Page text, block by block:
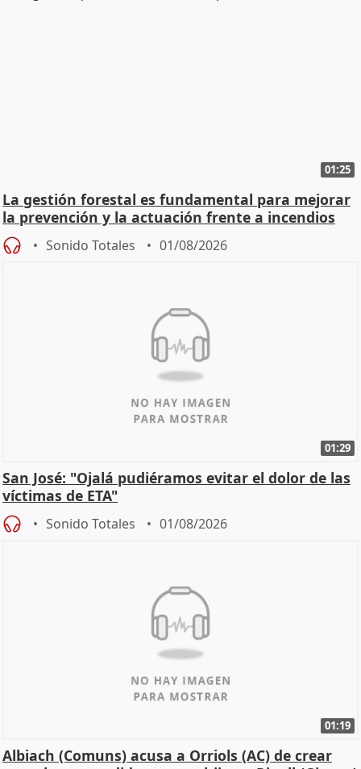
01:25
La gestión forestal es fundamental para mejorar
la prevención y la actuación frente a incendios
Sonido Totales 01/08/2026
01:29
San José: "Ojalá pudiéramos evitar el dolor de las
víctimas de ETA"
Sonido Totales 01/08/2026
01:19
Albiach (Comuns) acusa a Orriols (AC) de crear